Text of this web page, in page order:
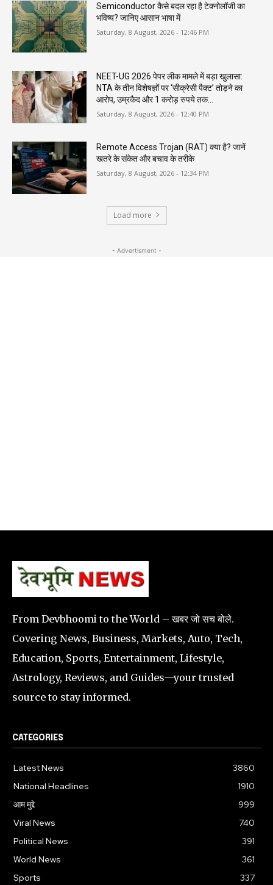
Semiconductor कैसे बदल रहा है टेक्नोलॉजी का
भविष्य? जानिए आसान भाषा में
Saturday, 8 August, 2026 - 12:46 PM
NEET-UG 2026 पेपर लीक मामले में बड़ा खुलासा:
NTA के तीन विशेषज्ञों पर ‘सीक्रेसी पैक्ट’ तोड़ने का
आरोप, उम्रकैद और 1 करोड़ रुपये तक...
Saturday, 8 August, 2026 - 12:40 PM
Remote Access Trojan (RAT) क्या है? जानें
खतरे के संकेत और बचाव के तरीके
Saturday, 8 August, 2026 - 12:34 PM
Load more
- Advertisment -
From Devbhoomi to the World – खबर जो सच बोले.
Covering News, Business, Markets, Auto, Tech,
Education, Sports, Entertainment, Lifestyle,
Astrology, Reviews, and Guides—your trusted
source to stay informed.
CATEGORIES
Latest News
3860
National Headlines
1910
आम मुद्दे
999
Viral News
740
Political News
391
World News
361
Sports
337